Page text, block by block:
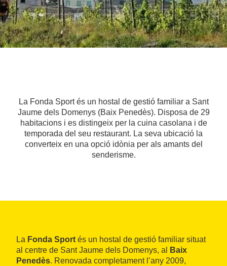
La Fonda Sport és un hostal de gestió familiar a Sant
Jaume dels Domenys (Baix Penedès). Disposa de 29
habitacions i es distingeix per la cuina casolana i de
temporada del seu restaurant. La seva ubicació la
converteix en una opció idònia per als amants del
senderisme.
La Fonda Sport és un hostal de gestió familiar situat
al centre de Sant Jaume dels Domenys, al
Baix
Penedès. Renovada completament l’any 2009,